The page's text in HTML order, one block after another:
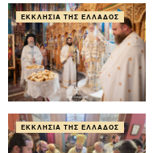
ΕΚΚΛΗΣΊΑ ΤΗΣ ΕΛΛΆΔΟΣ
ΕΚΚΛΗΣΊΑ ΤΗΣ ΕΛΛΆΔΟΣ